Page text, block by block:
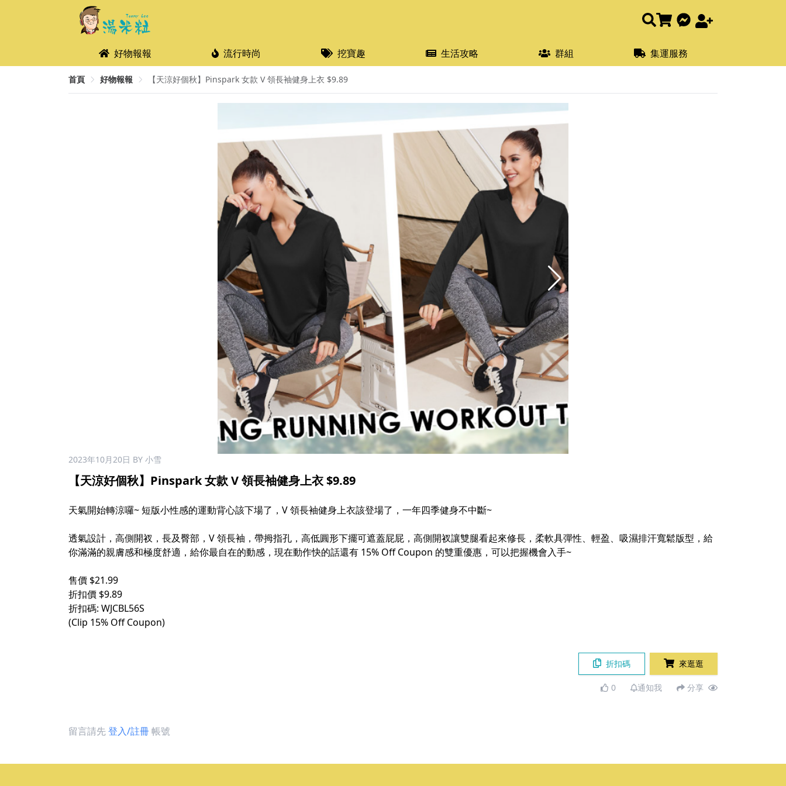
好物報報 流行時尚 挖寶趣 生活攻略 群組 集運服務
首頁 好物報報 【天涼好個秋】Pinspark 女款 V 領長袖健身上衣 $9.89 ​
2023年10月20日 BY 小雪
【天涼好個秋】Pinspark 女款 V 領長袖健身上衣 $9.89 ​
天氣開始轉涼囉~ 短版小性感的運動背心該下場了，V 領長袖健身上衣該登場了，一年四季健身不中斷~
透氣設計，高側開衩，長及臀部，V 領長袖，帶拇指孔，高低圓形下擺可遮蓋屁屁，高側開衩讓雙腿看起來修長，柔軟具彈性、輕盈、吸濕排汗寬鬆版型，給
你滿滿的親膚感和極度舒適，給你最自在的動感，現在動作快的話還有 15% Off Coupon 的雙重優惠，可以把握機會入手~
售價 $21.99
折扣價 $9.89
折扣碼: WJCBL56S
(Clip 15% Off Coupon)
折扣碼 來逛逛
0 通知我 分享
留言請先登入/註冊帳號